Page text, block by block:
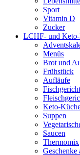
Sport
Vitamin D
Zucker
LCHF- und Keto-
Menüs
Brot und
Frühstück
Aufläufe
Keto-
Suppen
Saucen
Thermomix
Geschenke